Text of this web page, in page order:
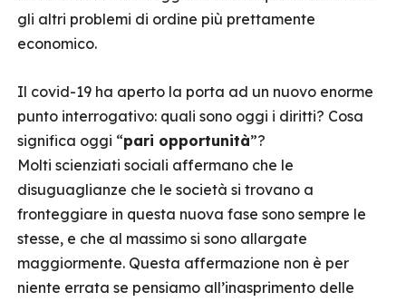
gli altri problemi di ordine più prettamente
economico.
Il covid-19 ha aperto la porta ad un nuovo enorme
punto interrogativo: quali sono oggi i diritti? Cosa
significa oggi “pari opportunità”?
Molti scienziati sociali affermano che le
disuguaglianze che le società si trovano a
fronteggiare in questa nuova fase sono sempre le
stesse, e che al massimo si sono allargate
maggiormente. Questa affermazione non è per
niente errata se pensiamo all’inasprimento delle